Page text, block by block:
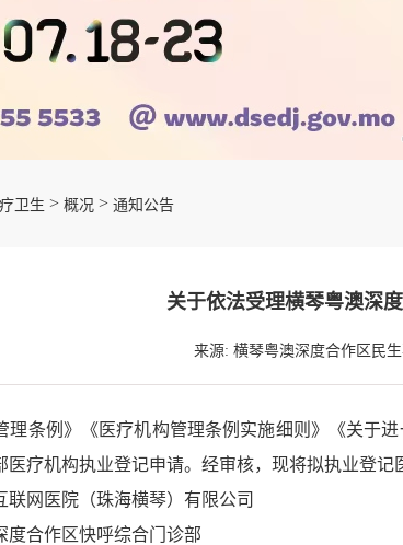
卫生 > 概况 > 通知公告
关于依法受理横琴粤澳深
来源: 横琴粤澳深度合作区民
例》《医疗机构管理条例实施细则》《关于进
疗机构执业登记申请。经审核，现将拟执业登记
网医院（珠海横琴）有限公司
合作区快呼综合门诊部